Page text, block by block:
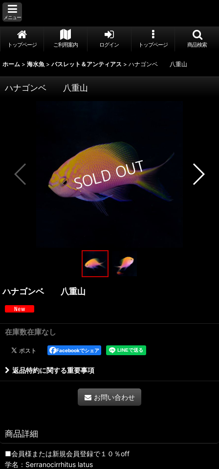
メニュー
トップページ ご利用案内 ログイン トップページ 商品検索
ホーム > 海水魚 > バスレット＆アンティアス > ハナゴンベ 八重山
ハナゴンベ 八重山
ハナゴンベ 八重山
在庫数在庫なし
Facebookでシェア
返品特約に関する重要事項
お問い合わせ
商品詳細
■会員様または新規会員登録で１０％off
学名：Serranocirrhitus latus